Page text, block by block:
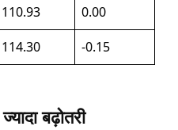
110.93
0.00
114.30 -0.15
बढ़ोतरी